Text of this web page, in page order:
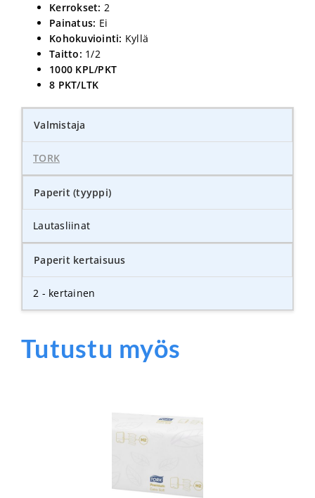
Kerrokset: 2
Painatus: Ei
Kohokuviointi: Kyllä
Taitto: 1/2
1000 KPL/PKT
8 PKT/LTK
Valmistaja
TORK
Paperit (tyyppi)
Lautasliinat
Paperit kertaisuus
2 - kertainen
Tutustu myös